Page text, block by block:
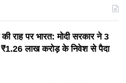
राह पर भारत: मोदी सरकार ने 3
₹1.26 लाख करोड़ के निवेश से पैदा